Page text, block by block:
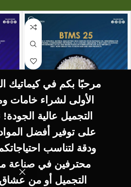
مرحبًا بكم في كيماتيك
الأولى لشراء
التجميل عالية
على توفير أفضل المواد
ودقة لتناسب
محترفين في صناعة
التجميل أو من عشاق
SELECT OPTIONS
BTMS-25 BTMS-25
WAX